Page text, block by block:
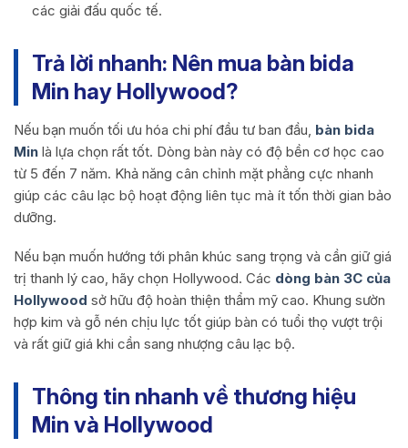
các giải đấu quốc tế.
Trả lời nhanh: Nên mua bàn bida
Min hay Hollywood?
Nếu bạn muốn tối ưu hóa chi phí đầu tư ban đầu, bàn bida
Min là lựa chọn rất tốt. Dòng bàn này có độ bền cơ học cao
từ 5 đến 7 năm. Khả năng cân chỉnh mặt phẳng cực nhanh
giúp các câu lạc bộ hoạt động liên tục mà ít tốn thời gian bảo
dưỡng.
Nếu bạn muốn hướng tới phân khúc sang trọng và cần giữ giá
trị thanh lý cao, hãy chọn Hollywood. Các dòng bàn 3C của
Hollywood sở hữu độ hoàn thiện thẩm mỹ cao. Khung sườn
hợp kim và gỗ nén chịu lực tốt giúp bàn có tuổi thọ vượt trội
và rất giữ giá khi cần sang nhượng câu lạc bộ.
Thông tin nhanh về thương hiệu
Min và Hollywood